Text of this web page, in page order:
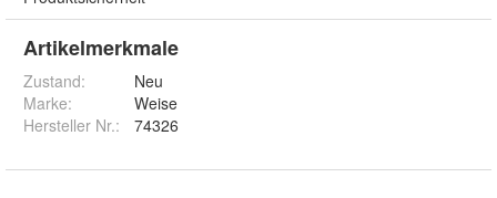
Artikelmerkmale
Zustand:
Neu
Marke:
Weise
Hersteller Nr.:
74326